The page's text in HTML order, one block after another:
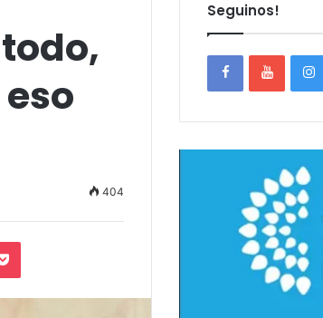
404
Pocket
Seguinos!